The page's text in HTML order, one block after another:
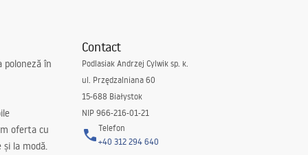
poloneză în
oferta cu
la modă.
Contact
Podlasiak Andrzej Cylwik sp. k.
ul. Przędzalniana 60
15-688 Białystok
NIP 966-216-01-21
Telefon
+40 312 294 640